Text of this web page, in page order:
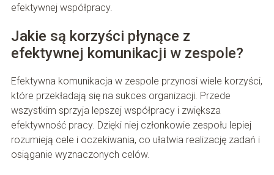
efektywnej współpracy.
Jakie są korzyści płynące z
efektywnej komunikacji w zespole?
Efektywna komunikacja w zespole przynosi wiele korzyści,
które przekładają się na sukces organizacji. Przede
wszystkim sprzyja lepszej współpracy i zwiększa
efektywność pracy. Dzięki niej członkowie zespołu lepiej
rozumieją cele i oczekiwania, co ułatwia realizację zadań i
osiąganie wyznaczonych celów.